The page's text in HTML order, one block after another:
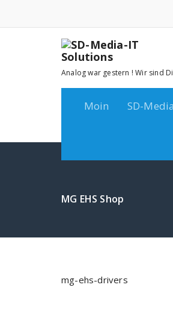
springen
Analog war gestern ! Wir sind
Moin SD-Media
MG EHS Shop
mg-ehs-drivers